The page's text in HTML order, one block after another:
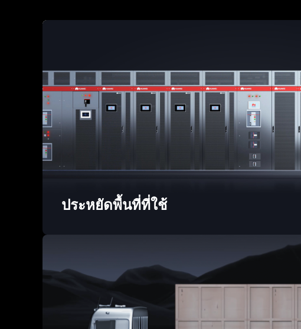
ประหยัดพื้นที่ที่ใช้